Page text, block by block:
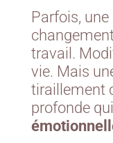
Parfois,
travail.
vie. Mais
tiraillement
profonde